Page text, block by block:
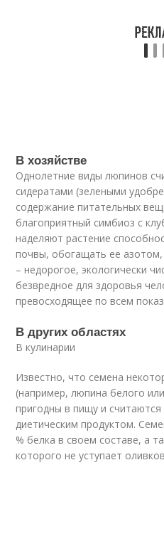
В хозяйстве
Однолетние виды люпинов
сидератами (зелеными
содержание питательных
благоприятный симбиоз с
наделяют растение
почвы, обогащать ее
– недорогое, экологически
безвредное для здоровья
превосходящее по всем
В других областях
В кулинарии
Известно, что семена
(например, люпина белого
пригодны в пищу и
диетическим продуктом.
% белка в своем составе, а
которого не уступает